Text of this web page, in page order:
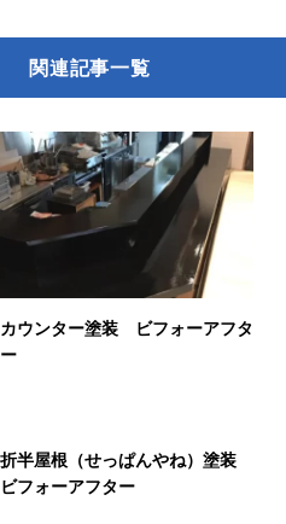
関連記事一覧
カウンター塗装 ビフォーアフタ
ー
折半屋根（せっぱんやね）塗装
ビフォーアフター